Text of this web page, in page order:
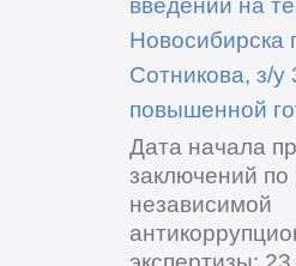
Новосибирска
Сотникова, з/
повышенной
Дата начала
заключений по
независимой